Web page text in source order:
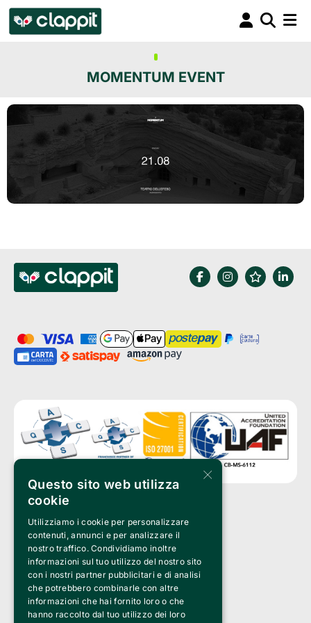
MOMENTUM EVENT
Clappit is a trademark of:
Bemils Srl
a Socio Unico
Via Fosse Ardeatine, 4 -20092 Cinisello Balsamo (MI)
PI 05589050961
Iscr. C.C.I.A.A. Milano R.E.A. 1833471
© 2010-2025 Bemils Srl - All rights reserved
Credits:
×
Questo sito web utilizza
cookie
Utilizziamo i cookie per personalizzare
contenuti, annunci e per analizzare il
nostro traffico. Condividiamo inoltre
informazioni sul tuo utilizzo del nostro sito
con i nostri partner pubblicitari e di analisi
che potrebbero combinarle con altre
informazioni che hai fornito loro o che
hanno raccolto dal tuo utilizzo dei loro